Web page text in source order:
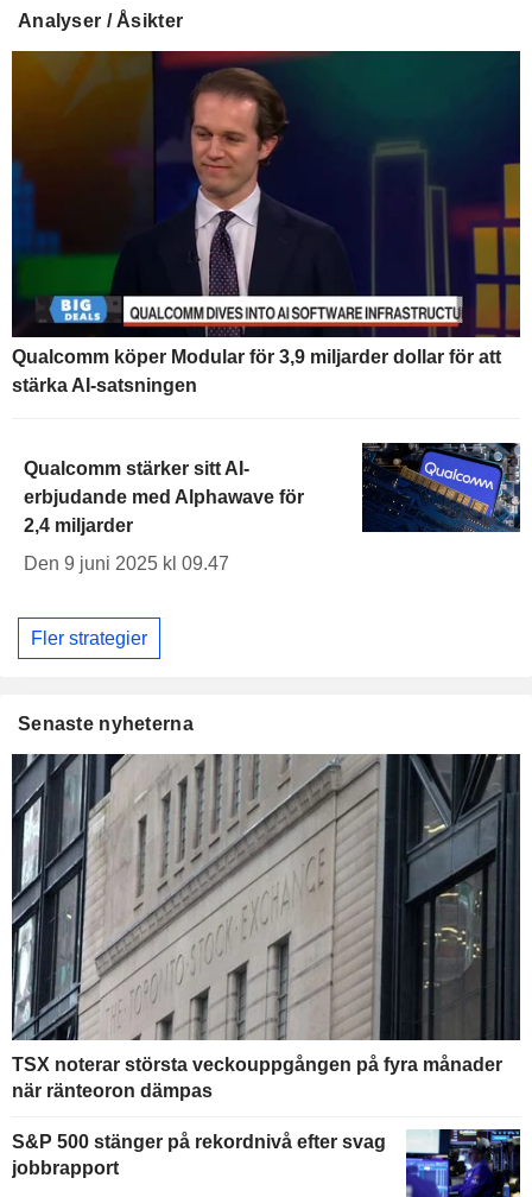
Analyser / Åsikter
Qualcomm köper Modular för 3,9 miljarder dollar för att
stärka AI-satsningen
Qualcomm stärker sitt AI-
erbjudande med Alphawave för
2,4 miljarder
Den 9 juni 2025 kl 09.47
Fler strategier
Senaste nyheterna
TSX noterar största veckouppgången på fyra månader
när ränteoron dämpas
S&P 500 stänger på rekordnivå efter svag
jobbrapport